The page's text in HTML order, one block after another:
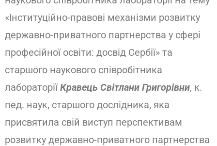
«Інституційно-правові механізми розвитку
державно-приватного партнерства у сфері
професійної освіти: досвід Сербії» та
старшого наукового співробітника
лабораторіїКравець Світлани Григорівни, к.
пед. наук, старшого дослідника, яка
присвятила свій виступ перспективам
розвитку державно-приватного партнерства